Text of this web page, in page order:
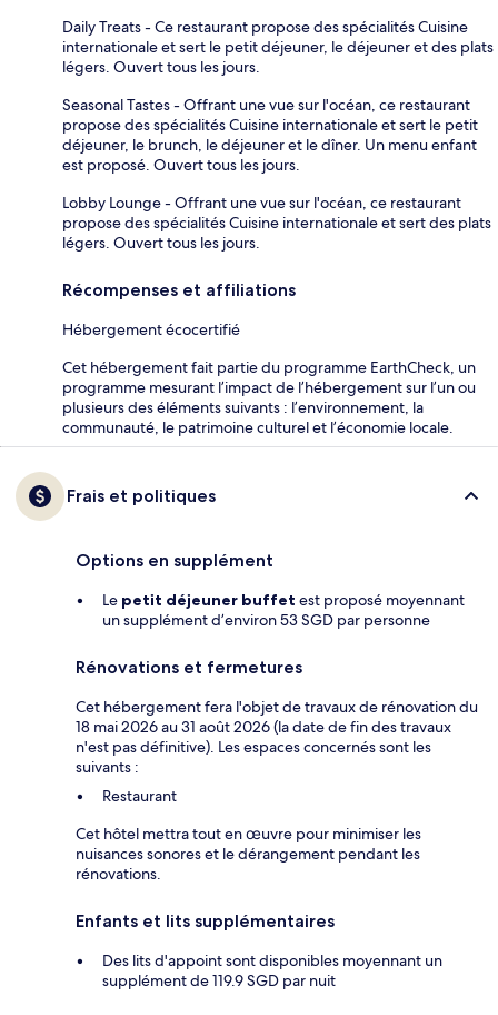
Daily Treats - Ce restaurant propose des spécialités Cuisine
internationale et sert le petit déjeuner, le déjeuner et des plats
légers. Ouvert tous les jours.
Seasonal Tastes - Offrant une vue sur l'océan, ce restaurant
propose des spécialités Cuisine internationale et sert le petit
déjeuner, le brunch, le déjeuner et le dîner. Un menu enfant
est proposé. Ouvert tous les jours.
Lobby Lounge - Offrant une vue sur l'océan, ce restaurant
propose des spécialités Cuisine internationale et sert des plats
légers. Ouvert tous les jours.
Récompenses et affiliations
Hébergement écocertifié
Cet hébergement fait partie du programme EarthCheck, un
programme mesurant l’impact de l’hébergement sur l’un ou
plusieurs des éléments suivants : l’environnement, la
communauté, le patrimoine culturel et l’économie locale.
Frais et politiques
Options en supplément
Le petit déjeuner buffet est proposé moyennant
un supplément d’environ 53 SGD par personne
Rénovations et fermetures
Cet hébergement fera l'objet de travaux de rénovation du
18 mai 2026 au 31 août 2026 (la date de fin des travaux
n'est pas définitive). Les espaces concernés sont les
suivants :
Restaurant
Cet hôtel mettra tout en œuvre pour minimiser les
nuisances sonores et le dérangement pendant les
rénovations.
Enfants et lits supplémentaires
Des lits d'appoint sont disponibles moyennant un
supplément de 119.9 SGD par nuit